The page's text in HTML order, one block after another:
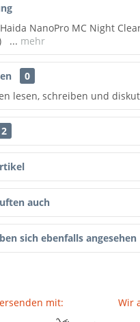
NanoPro MC Night
... mehr
0
lesen, schreiben und
2
auch
sich ebenfalls angesehen
mit: Wir